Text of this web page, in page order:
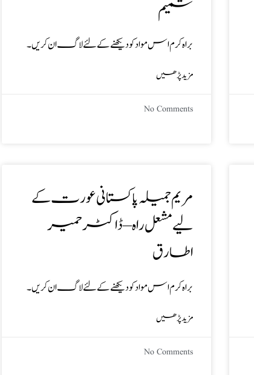
شمیم
براہ کرم اس مواد کو دیکھنے کے لئے لاگ ان کریں۔
مزید پڑھیں
No Comments
مریم جمیلہ پاکستانی عورت کے
لیے مشعل راہ – ڈاکٹر حمیر
اطارق
براہ کرم اس مواد کو دیکھنے کے لئے لاگ ان کریں۔
مزید پڑھیں
No Comments